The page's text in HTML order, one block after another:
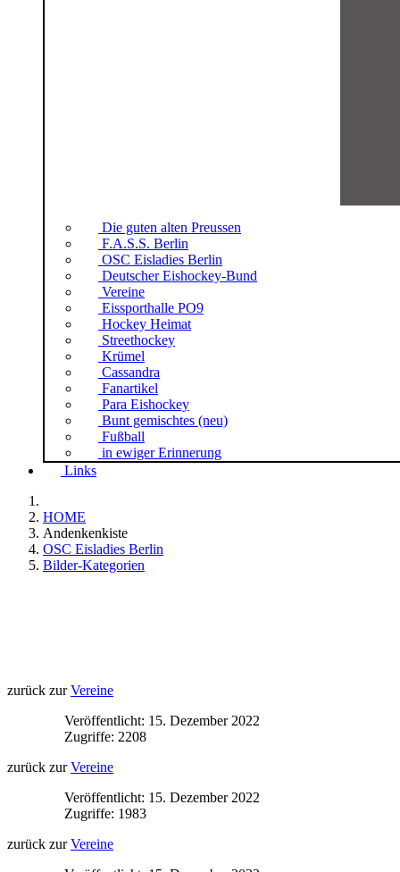
Die guten alten Preussen
F.A.S.S. Berlin
OSC Eisladies Berlin
Deutscher Eishockey-Bund
Vereine
Eissporthalle PO9
Hockey Heimat
Streethockey
Krümel
Cassandra
Fanartikel
Para Eishockey
Bunt gemischtes (neu)
Fußball
in ewiger Erinnerung
Links
HOME
Andenkenkiste
OSC Eisladies Berlin
Bilder-Kategorien
zurück zurVereine
Veröffentlicht: 15. Dezember 2022
Zugriffe: 2208
zurück zurVereine
Veröffentlicht: 15. Dezember 2022
Zugriffe: 1983
zurück zurVereine